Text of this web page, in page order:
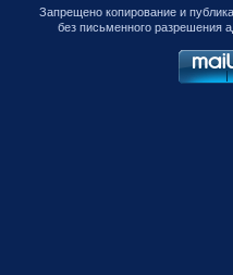
Запрещено копирование и
без письменного разрешения